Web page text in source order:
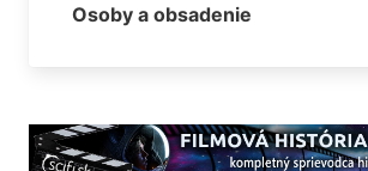
Osoby a obsadenie